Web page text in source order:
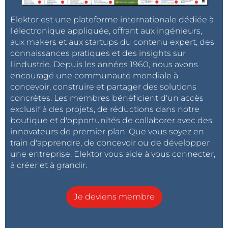
particuliers) et les capteurs d’odeur.
C. J. A. : Vous avez lancé il y a près d'un an le site
Web de commerce en ligne Milunio, doté d'un
capteur de visualisation des odeurs qui permet
aux visiteurs de découvrir des produits en
fonction de leur arôme. Comment fonctionne
l'ensemble ?
S. K. : Le site Milunio possède deux fonctions qui
permettent aux visiteurs de découvrir les produits en
fonction de leur arôme ( Figure 2).
La première est un Aroma Code, qui est
l’arôme concerné. L’Aroma Code contient des
informations relatives à l'odeur d’un produit. Ces
Elektor est une plateforme internationale dédiée à
l'électronique appliquée, offrant aux ingénieurs,
aux makers et aux startups du contenu expert, des
connaissances pratiques et des insights sur
l'industrie. Depuis les années 1960, nous avons
encouragé une communauté mondiale à
concevoir, construire et partager des solutions
concrètes. Les membres bénéficient d'un accès
exclusif à des projets, de réductions dans notre
boutique et d'opportunités de collaborer avec des
innovateurs de premier plan. Que vous soyez en
train d'apprendre, de concevoir ou de développer
une entreprise, Elektor vous aide à vous connecter,
à créer et à grandir.
Je deviens membre